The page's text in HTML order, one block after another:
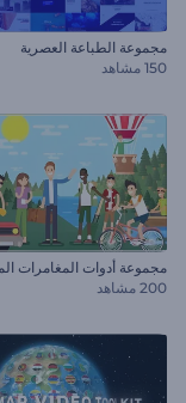
مجموعة الطباعة العصرية
150 مشاهد
مجموعة أدوات المغامرات
200 مشاهد